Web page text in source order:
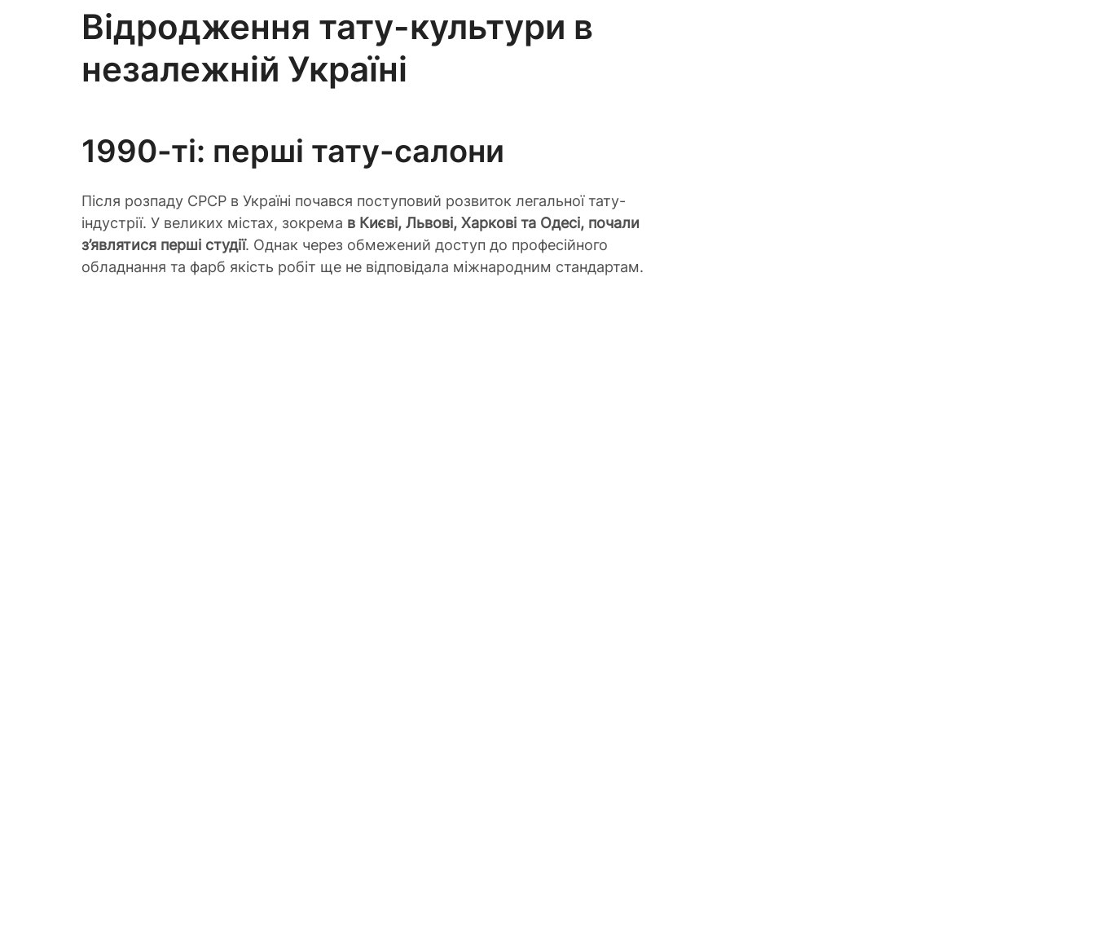
Відродження тату-культури в
незалежній Україні
1990-ті: перші тату-салони
Після розпаду СРСР в Україні почався поступовий розвиток легальної тату-
індустрії. У великих містах, зокрема в Києві, Львові, Харкові та Одесі, почали
з’являтися перші студії. Однак через обмежений доступ до професійного
обладнання та фарб якість робіт ще не відповідала міжнародним стандартам.